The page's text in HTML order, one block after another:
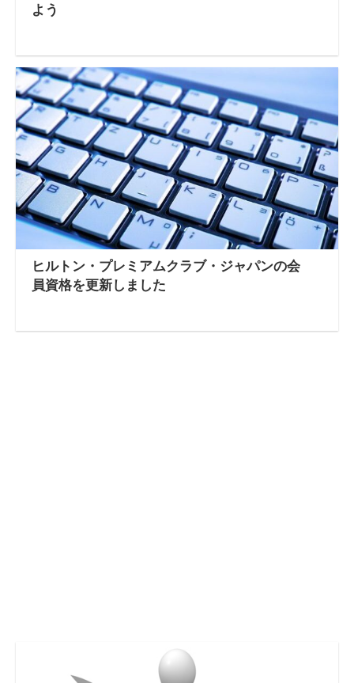
よう
ヒルトン・プレミアムクラブ・ジャパンの会
員資格を更新しました